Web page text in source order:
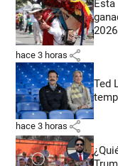
2026
hace 3 horas share
Ted
hace 3 horas share